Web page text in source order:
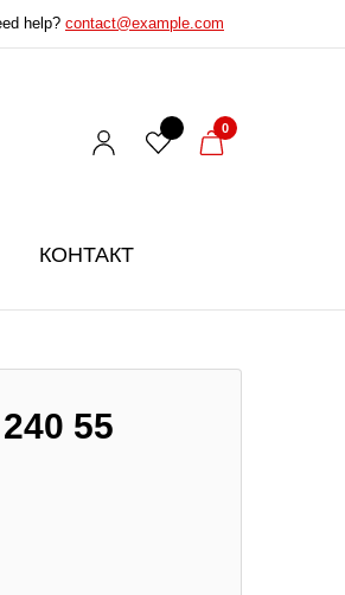
help? contact@example.com
0
КОНТАКТ
55